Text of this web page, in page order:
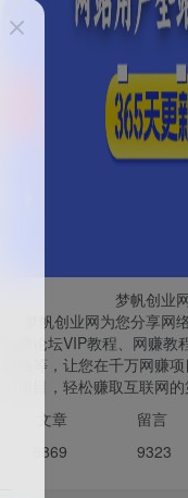
HI！请登
登录
梦帆创业
梦帆创业网为您分享网
网赚论坛VIP教程、网赚
赚钱等，让您在千万网赚
的项目，轻松赚取互联网
文章 留
6869 9